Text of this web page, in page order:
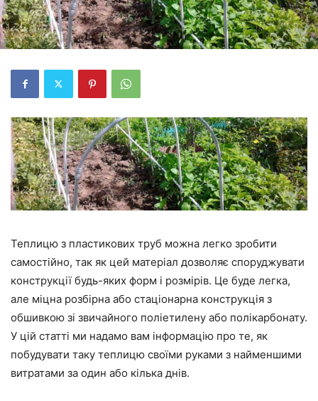
Теплицю з пластикових труб можна легко зробити
самостійно, так як цей матеріал дозволяє споруджувати
конструкції будь-яких форм і розмірів. Це буде легка,
але міцна розбірна або стаціонарна конструкція з
обшивкою зі звичайного поліетилену або полікарбонату.
У цій статті ми надамо вам інформацію про те, як
побудувати таку теплицю своїми руками з найменшими
витратами за один або кілька днів.